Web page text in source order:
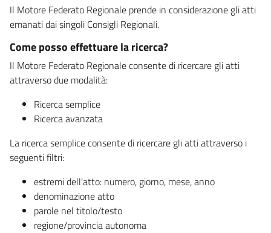
Il Motore Federato Regionale prende in considerazione gli atti
emanati dai singoli Consigli Regionali.
Come posso effettuare la ricerca?
Il Motore Federato Regionale consente di ricercare gli atti
attraverso due modalità:
Ricerca semplice
Ricerca avanzata
La ricerca semplice consente di ricercare gli atti attraverso i
seguenti filtri:
estremi dell'atto: numero, giorno, mese, anno
denominazione atto
parole nel titolo/testo
regione/provincia autonoma